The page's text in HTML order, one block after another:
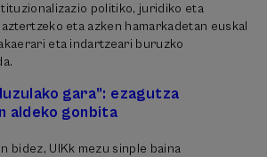
politiko, juridiko eta
eta azken hamarkadetan euskal
eta indartzeari buruzko
gara”: ezagutza
aldeko gonbita
bidez, UIKk mezu sinple baina